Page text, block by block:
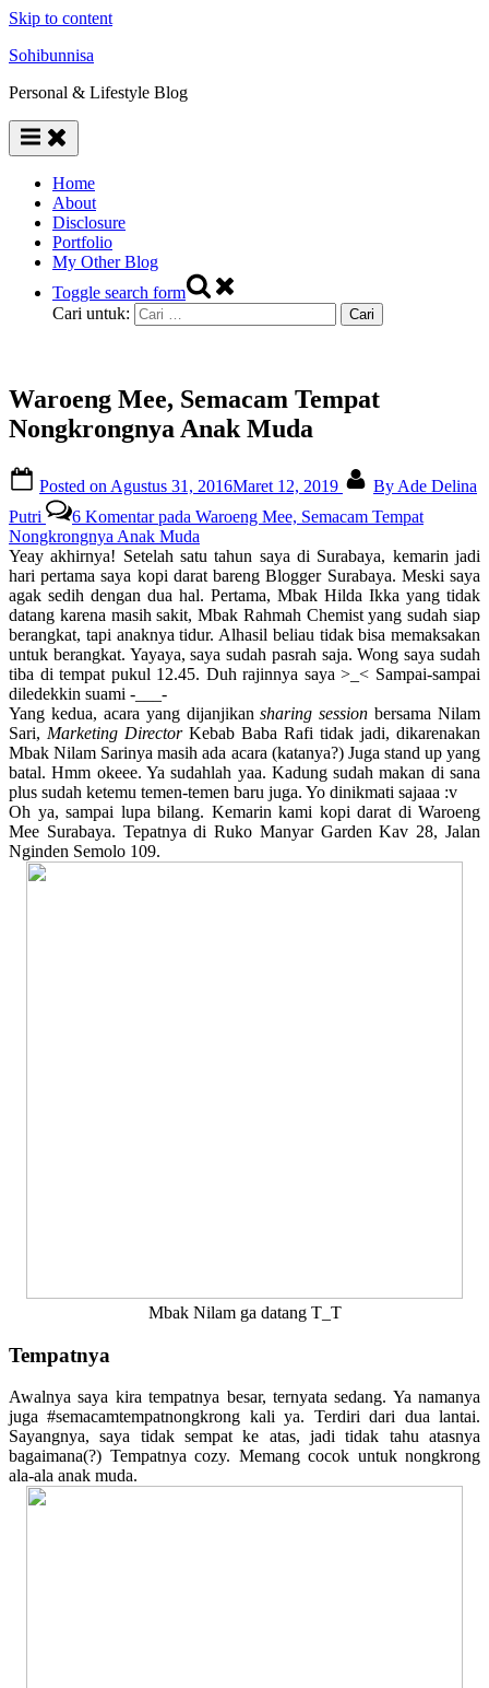
Skip to content
Sohibunnisa
Personal & Lifestyle Blog
Home
About
Disclosure
Portfolio
My Other Blog
Toggle search form
Cari untuk:
Waroeng Mee, Semacam Tempat
Nongkrongnya Anak Muda
Posted on Agustus 31, 2016Maret 12, 2019 By Ade Delina
Putri
6 Komentarpada Waroeng Mee, Semacam Tempat
Nongkrongnya Anak Muda
Yeay akhirnya! Setelah satu tahun saya di Surabaya, kemarin jadi
hari pertama saya kopi darat bareng Blogger Surabaya. Meski saya
agak sedih dengan dua hal. Pertama, Mbak Hilda Ikka yang tidak
datang karena masih sakit, Mbak Rahmah Chemist yang sudah siap
berangkat, tapi anaknya tidur. Alhasil beliau tidak bisa memaksakan
untuk berangkat. Yayaya, saya sudah pasrah saja. Wong saya sudah
tiba di tempat pukul 12.45. Duh rajinnya saya >_< Sampai-sampai
diledekkin suami -___-
Yang kedua, acara yang dijanjikansharing sessionbersama Nilam
Sari, Marketing Director Kebab Baba Rafi tidak jadi, dikarenakan
Mbak Nilam Sarinya masih ada acara (katanya?) Juga stand up yang
batal. Hmm okeee. Ya sudahlah yaa. Kadung sudah makan di sana
plus sudah ketemu temen-temen baru juga. Yo dinikmati sajaaa :v
Oh ya, sampai lupa bilang. Kemarin kami kopi darat di Waroeng
Mee Surabaya. Tepatnya di Ruko Manyar Garden Kav 28, Jalan
Nginden Semolo 109.
Mbak Nilam ga datang T_T
Tempatnya
Awalnya saya kira tempatnya besar, ternyata sedang. Ya namanya
juga #semacamtempatnongkrong kali ya. Terdiri dari dua lantai.
Sayangnya, saya tidak sempat ke atas, jadi tidak tahu atasnya
bagaimana(?) Tempatnya cozy. Memang cocok untuk nongkrong
ala-ala anak muda.